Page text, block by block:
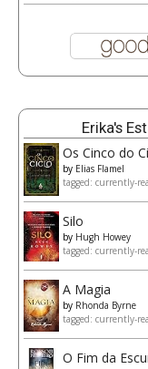
Erika's
Os Cinco do
by Elias Flamel
tagged: currently-
Silo
by Hugh Howey
tagged: currently-
A Magia
by Rhonda Byrne
tagged: currently-
O Fim da